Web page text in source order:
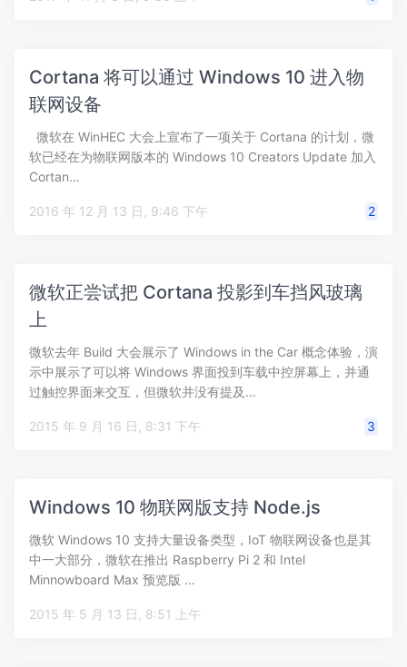
Cortana 将可以通过 Windows 10 进入物
联网设备
微软在 WinHEC 大会上宣布了一项关于 Cortana 的计划，微
软已经在为物联网版本的 Windows 10 Creators Update 加入
Cortan…
2016 年 12 月 13 日, 9:46 下午 2
微软正尝试把 Cortana 投影到车挡风玻璃
上
微软去年 Build 大会展示了 Windows in the Car 概念体验，演
示中展示了可以将 Windows 界面投到车载中控屏幕上，并通
过触控界面来交互，但微软并没有提及…
2015 年 9 月 16 日, 8:31 下午 3
Windows 10 物联网版支持 Node.js
微软 Windows 10 支持大量设备类型，IoT 物联网设备也是其
中一大部分，微软在推出 Raspberry Pi 2 和 Intel
Minnowboard Max 预览版 …
2015 年 5 月 13 日, 8:51 上午